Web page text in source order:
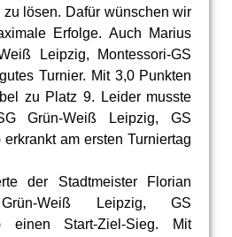
lösen. Dafür wünschen wir
Erfolge. Auch Marius
Leipzig, Montessori-GS
Turnier. Mit 3,0 Punkten
zu Platz 9. Leider musste
Grün-Weiß Leipzig, GS
erkrankt am ersten Turniertag
der Stadtmeister Florian
Weiß Leipzig, GS
einen Start-Ziel-Sieg. Mit